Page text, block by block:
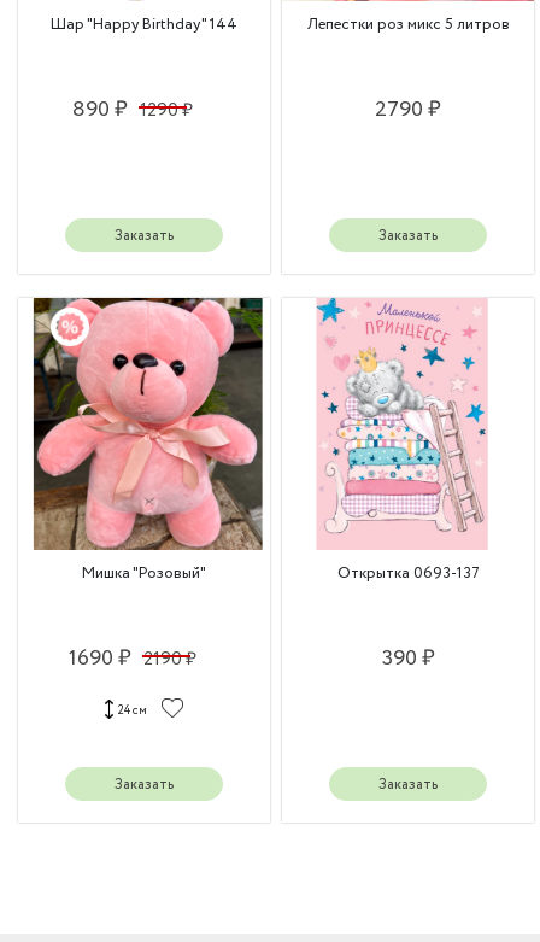
Шар "Happy Birthday" 144
890 ₽ 1290 ₽
Заказать
Лепестки роз микс 5 литров
2790 ₽
Заказать
Мишка "Розовый"
1690 ₽ 2190 ₽
24 см
Заказать
Открытка 0693-137
390 ₽
Заказать